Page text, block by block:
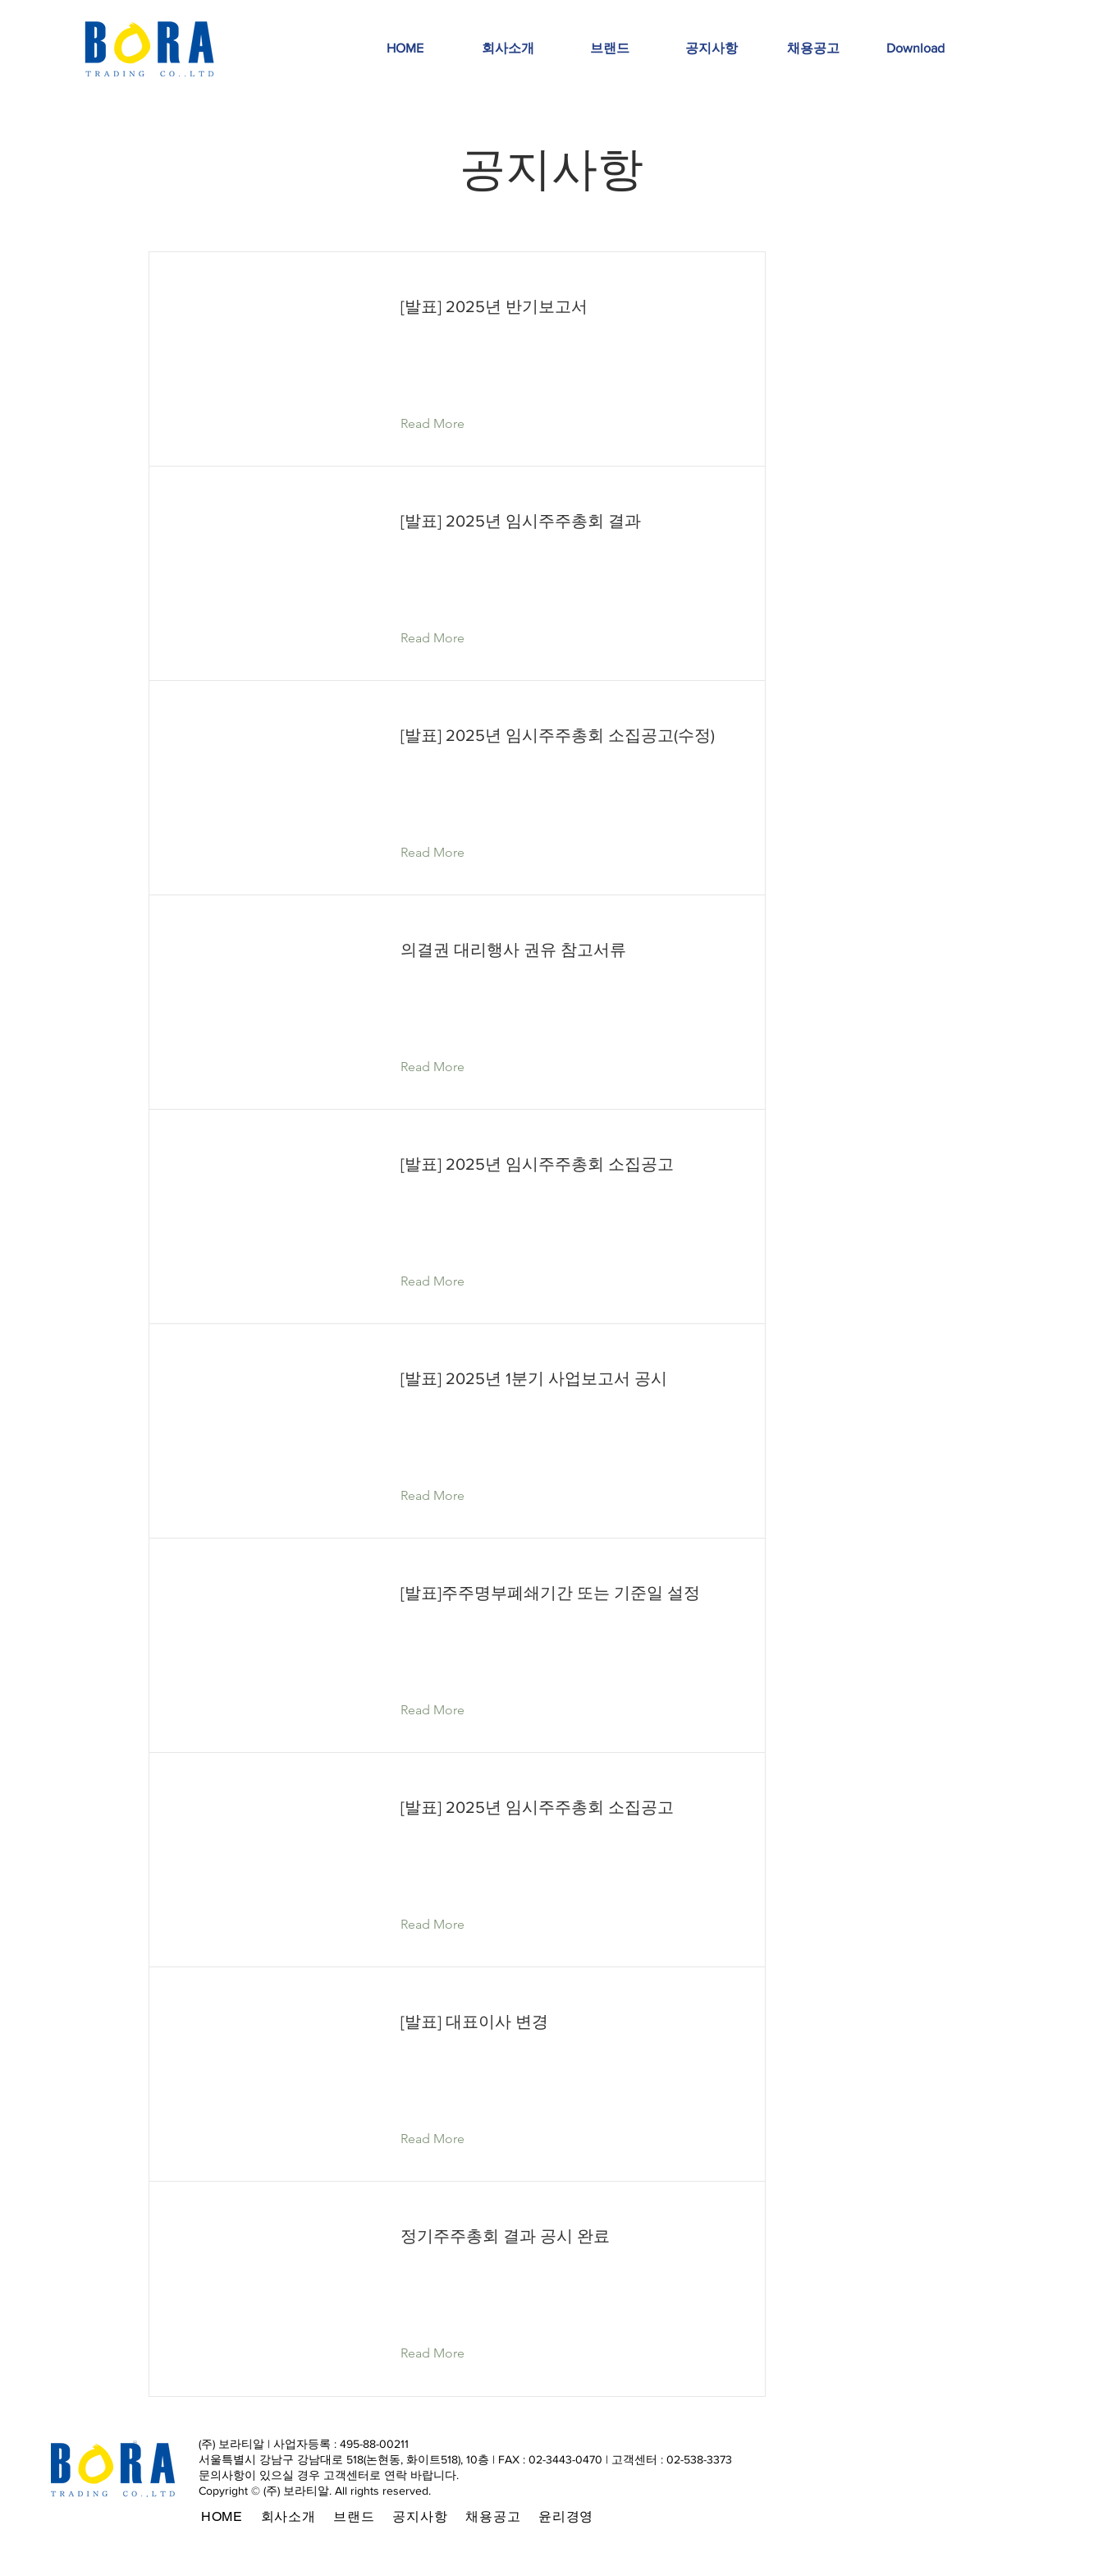
HOME 회사소개 브랜드 공지사항 채용공고 Download
​공지사항
[발표] 2025년 반기보고서
Read More
[발표] 2025년 임시주주총회 결과
Read More
[발표] 2025년 임시주주총회 소집공고(수정)
Read More
의결권 대리행사 권유 참고서류
Read More
[발표] 2025년 임시주주총회 소집공고
Read More
[발표] 2025년 1분기 사업보고서 공시
Read More
[발표]주주명부폐쇄기간 또는 기준일 설정
Read More
[발표] 2025년 임시주주총회 소집공고
Read More
[발표] 대표이사 변경
Read More
정기주주총회 결과 공시 완료
Read More
(주) 보라티알 | 사업자등록 : 495-88-00211
서울특별시 강남구 강남대로 518(논현동, 화이트518), 10층 | FAX : 02-3443-0470 | 고객센터 : 02-538-3373
문의사항이 있으실 경우 고객센터로 연락 바랍니다.
Copyright © (주) 보라티알. All rights reserved.
HOME 회사소개 브랜드 공지사항 채용공고 윤리경영